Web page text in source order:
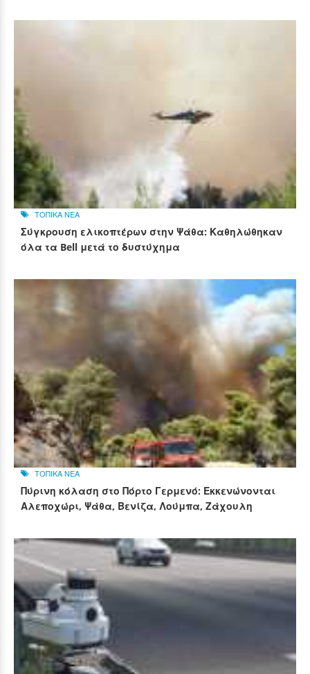
ΤΟΠΙΚΑ ΝΕΑ
Σύγκρουση ελικοπτέρων στην Ψάθα: Καθηλώθηκαν
όλα τα Bell μετά το δυστύχημα
ΤΟΠΙΚΑ ΝΕΑ
Πύρινη κόλαση στο Πόρτο Γερμενό: Εκκενώνονται
Αλεποχώρι, Ψάθα, Βενίζα, Λούμπα, Ζάχουλη